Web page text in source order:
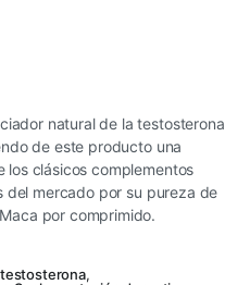
natural de la testosterona
de este producto una
los clásicos complementos
del mercado por su pureza de
por comprimido.
,